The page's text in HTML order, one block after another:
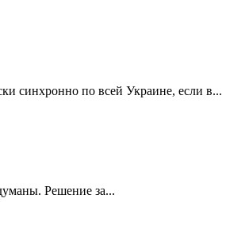
синхронно по всей Украине, если в...
Решение за...